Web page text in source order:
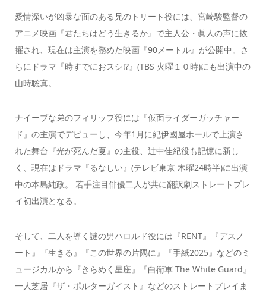
愛情深いが凶暴な面のある兄のトリート役には、宮崎駿監督の
アニメ映画『君たちはどう生きるか』で主人公・眞人の声に抜
擢され、現在は主演を務めた映画『90メートル』が公開中。さ
らにドラマ『時すでにおスシ!?』(TBS 火曜１０時)にも出演中の
山時聡真。
ナイーブな弟のフィリップ役には『仮面ライダーガッチャー
ド』の主演でデビューし、今年1月に紀伊國屋ホールで上演さ
れた舞台『光が死んだ夏』の主役、辻中佳紀役も記憶に新し
く、現在はドラマ『るなしい』(テレビ東京 木曜24時半)に出演
中の本島純政。 若手注目俳優二人が共に翻訳劇ストレートプレ
イ初出演となる。
そして、二人を導く謎の男ハロルド役には『RENT』『デスノ
ート』『生きる』『この世界の片隅に』『手紙2025』などのミ
ュージカルから『きらめく星座』『白衛軍 The White Guard』
一人芝居『ザ・ポルターガイスト』などのストレートプレイま